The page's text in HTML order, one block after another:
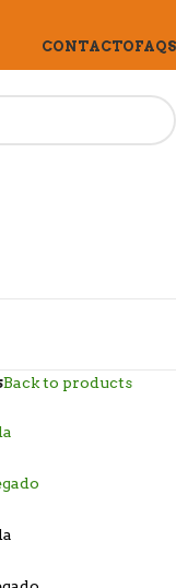
CONTACTOFAQS
Back to products